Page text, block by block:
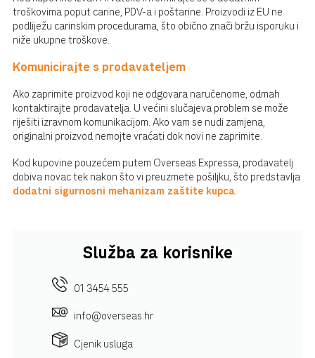
troškovima poput carine, PDV-a i poštarine. Proizvodi iz EU ne
podliježu carinskim procedurama, što obično znači bržu isporuku i
niže ukupne troškove.
Komunicirajte s prodavateljem
Ako zaprimite proizvod koji ne odgovara naručenome, odmah
kontaktirajte prodavatelja. U većini slučajeva problem se može
riješiti izravnom komunikacijom. Ako vam se nudi zamjena,
originalni proizvod nemojte vraćati dok novi ne zaprimite.
Kod kupovine pouzećem putem Overseas Expressa, prodavatelj
dobiva novac tek nakon što vi preuzmete pošiljku, što predstavlja
dodatni sigurnosni mehanizam zaštite kupca.
Služba za korisnike
01 3454 555
info@overseas.hr
Cjenik usluga